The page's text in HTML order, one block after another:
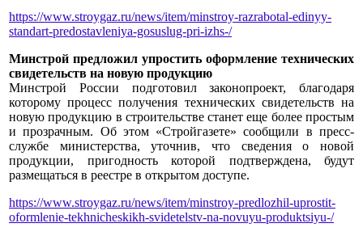
https://www.stroygaz.ru/news/item/minstroy-razrabotal-edinyy-
standart-predostavleniya-gosuslug-pri-izhs-/
Минстрой предложил упростить оформление технических
свидетельств на новую продукцию
Минстрой России подготовил законопроект, благодаря
которому процесс получения технических свидетельств на
новую продукцию в строительстве станет еще более простым
и прозрачным. Об этом «Стройгазете» сообщили в пресс-
службе министерства, уточнив, что сведения о новой
продукции, пригодность которой подтверждена, будут
размещаться в реестре в открытом доступе.
https://www.stroygaz.ru/news/item/minstroy-predlozhil-uprostit-
oformlenie-tekhnicheskikh-svidetelstv-na-novuyu-produktsiyu-/